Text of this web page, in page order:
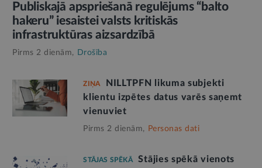
Publiskajā apspriešanā regulējums “balto
hakeru” iesaistei valsts kritiskās
infrastruktūras aizsardzībā
Pirms 2 dienām, Drošība
ZIŅA
NILLTPFN likuma subjekti
klientu izpētes datus varēs saņemt
vienuviet
Pirms 2 dienām, Personas dati
STĀJAS SPĒKĀ
Stājies spēkā vienots